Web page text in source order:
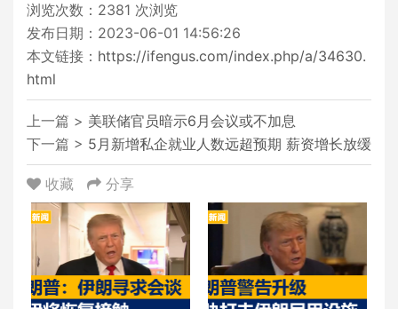
浏览次数： 2381 次浏览
发布日期：2023-06-01 14:56:26
本文链接： https://ifengus.com/index.php/a/34630.
html
上一篇 > 美联储官员暗示6月会议或不加息
下一篇 > 5月新增私企就业人数远超预期 薪资增长放缓
收藏 分享